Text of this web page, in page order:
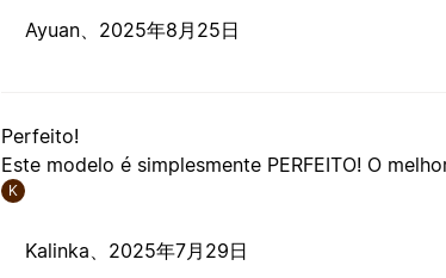
Ayuan、 2025年8月25日
Perfeito!
Este modelo é simplesmente PERFEITO! O
K
Kalinka、 2025年7月29日